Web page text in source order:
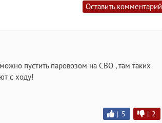
Оставить комментарий
пустить паровозом на СВО , там таких
с ходу!
| 5 | 2